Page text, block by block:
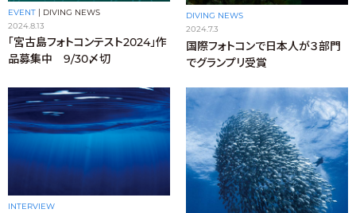
EVENT | DIVING NEWS
2024.8.13
「宮古島フォトコンテスト2024」作
品募集中 9/30〆切
DIVING NEWS
2024.7.3
国際フォトコンで日本人が３部門
でグランプリ受賞
INTERVIEW